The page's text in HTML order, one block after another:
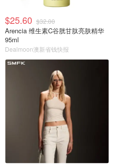
$25.60 $32.00
Arencia 维生素C谷胱甘肽亮肤精华
95ml
Dealmoon澳新省钱快报